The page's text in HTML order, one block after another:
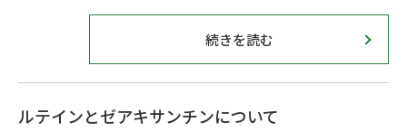
続きを読む
ルテインとゼアキサンチンについて